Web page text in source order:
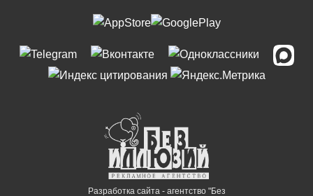
Разработка сайта - агентство "Без